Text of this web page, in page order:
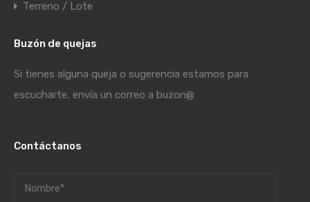
Terreno / Lote
Buzón de quejas
Si tienes alguna queja o sugerencia estamos para
escucharte, envía un correo a buzon@
Contáctanos